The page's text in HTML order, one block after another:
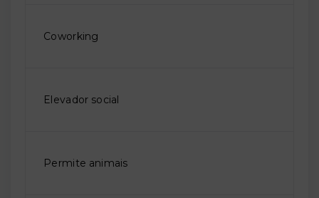
Coworking
Elevador social
Permite animais